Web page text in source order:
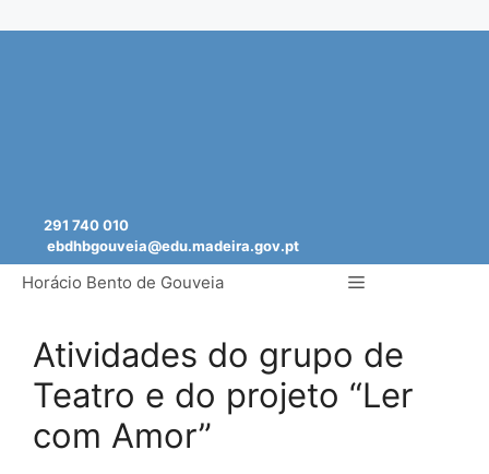
291 740 010
ebdhbgouveia@edu.madeira.gov.pt
Horácio Bento de Gouveia Menu
Atividades do grupo de
Teatro e do projeto “Ler
com Amor”